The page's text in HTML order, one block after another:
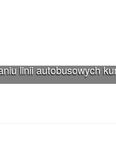
linii autobusowych